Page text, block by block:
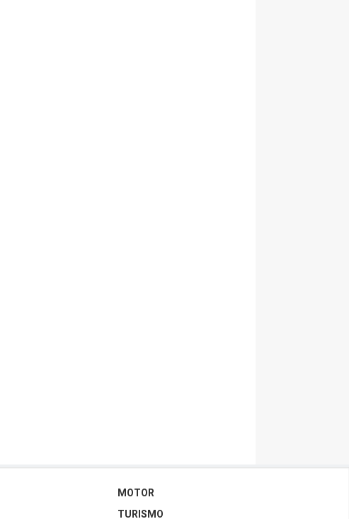
MOTOR
TURISMO